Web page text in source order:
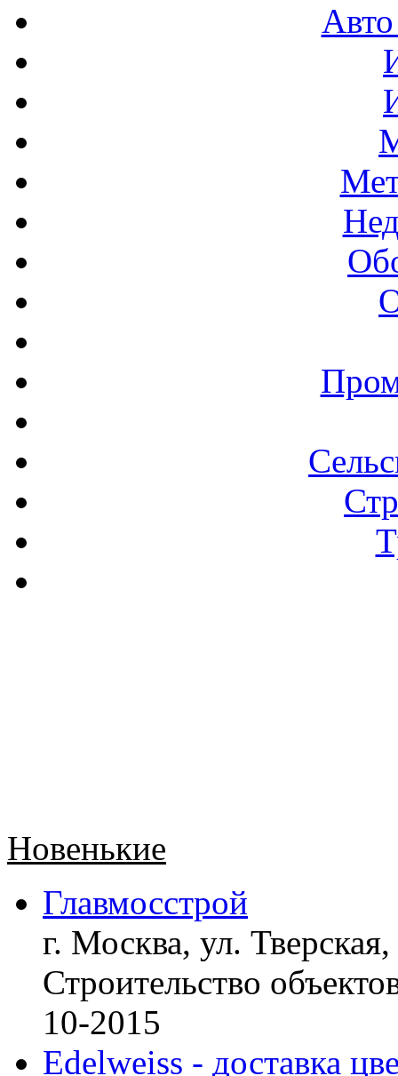
Новенькие
Главмосстрой
г. Москва, ул.
Строительство
10-2015
Edelweiss - доставка